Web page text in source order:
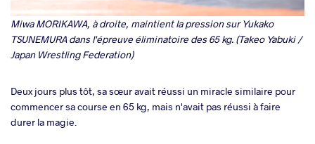
Miwa MORIKAWA, à droite, maintient la pression sur Yukako
TSUNEMURA dans l'épreuve éliminatoire des 65 kg. (Takeo Yabuki /
Japan Wrestling Federation)
Deux jours plus tôt, sa sœur avait réussi un miracle similaire pour
commencer sa course en 65 kg, mais n'avait pas réussi à faire
durer la magie.